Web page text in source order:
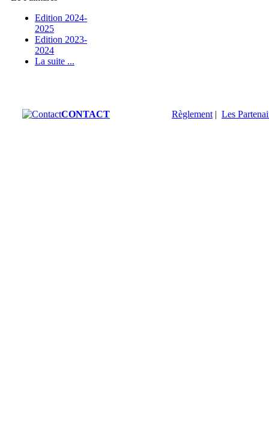
Edition 2024-
2025
Edition 2023-
2024
La suite ...
CONTACT Règlement | Les